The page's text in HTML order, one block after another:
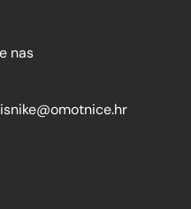
nas